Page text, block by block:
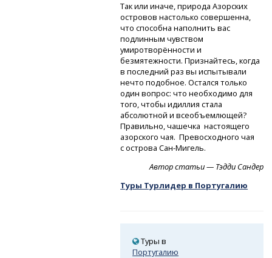
Так или иначе, природа Азорских
островов настолько совершенна,
что способна наполнить вас
подлинным чувством
умиротворённости и
безмятежности. Признайтесь, когда
в последний раз вы испытывали
нечто подобное. Остался только
один вопрос: что необходимо для
того, чтобы идиллия стала
абсолютной и всеобъемлющей?
Правильно, чашечка настоящего
азорского чая. Превосходного чая
с острова Сан-Мигель.
Автор статьи — Тэдди Сандер
Туры Турлидер в Португалию
Туры в
Португалию